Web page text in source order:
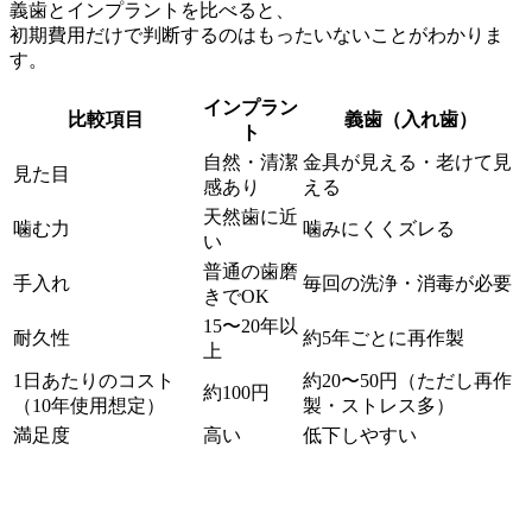
義歯とインプラントを比べると、
初期費用だけで判断するのはもったいないことがわかりま
す。
比較項目
インプラン
ト
義歯（入れ歯）
見た目
自然・清潔
感あり
金具が見える・老けて見
える
噛む力
天然歯に近
い
噛みにくくズレる
手入れ
普通の歯磨
きでOK
毎回の洗浄・消毒が必要
耐久性
15〜20年以
上
約5年ごとに再作製
1日あたりのコスト
（10年使用想定）
約100円
約20〜50円（ただし再作
製・ストレス多）
満足度
高い 低下しやすい